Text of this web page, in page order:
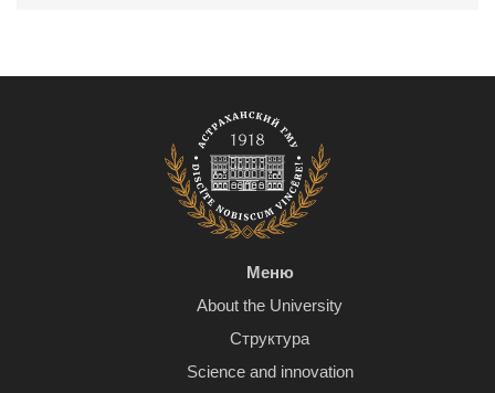
Меню
About the University
Структура
Science and innovation